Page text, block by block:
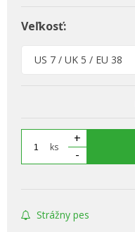
Veľkosť:
US 7 / UK 5 / EU 38
ks
+
-
Strážny pes